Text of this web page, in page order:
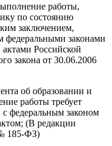
работы,
по состоянию
заключением,
федеральными законами
Российской
закона от 30.06.2006
об образовании и
работы требует
федеральным законом
(В редакции
185-ФЗ)